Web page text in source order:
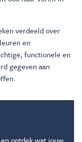
verdeeld over
en
functionele en
gegeven aan